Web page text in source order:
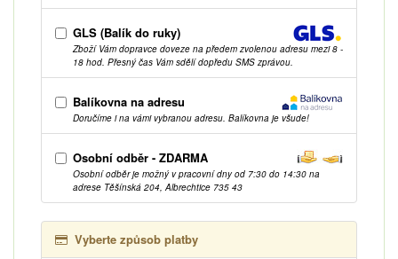
GLS (Balík do ruky)
Zboží Vám dopravce doveze na předem zvolenou adresu mezi 8 -
18 hod. Přesný čas Vám sdělí dopředu SMS zprávou.
Balíkovna na adresu
Doručíme i na vámi vybranou adresu. Balíkovna je všude!
Osobní odběr - ZDARMA
Osobní odběr je možný v pracovní dny od 7:30 do 14:30 na
adrese Těšínská 204, Albrechtice 735 43
Vyberte způsob platby